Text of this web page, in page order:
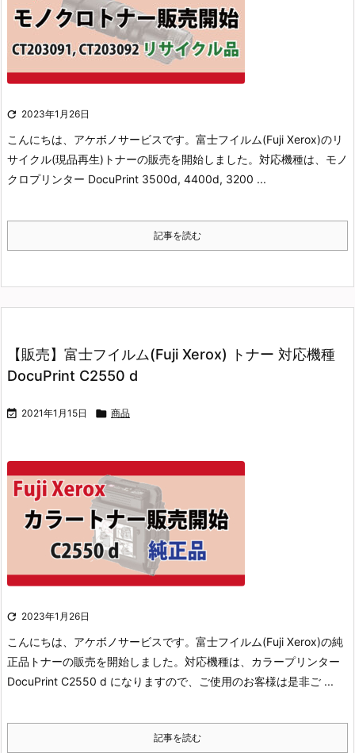
 2023年1月26日
こんにちは、アケボノサービスです。 富士フイルム(Fuji Xerox)のリ
サイクル(現品再生)トナーの販売を開始しました。 対応機種は、モノ
クロプリンター DocuPrint 3500d, 4400d, 3200 ...
記事を読む
【販売】富士フイルム(Fuji Xerox) トナー 対応機種
DocuPrint C2550 d
 2021年1月15日  商品
 2023年1月26日
こんにちは、アケボノサービスです。 富士フイルム(Fuji Xerox)の純
正品トナーの販売を開始しました。 対応機種は、カラープリンター
DocuPrint C2550 d になりますので、ご使用のお客様は是非ご ...
記事を読む